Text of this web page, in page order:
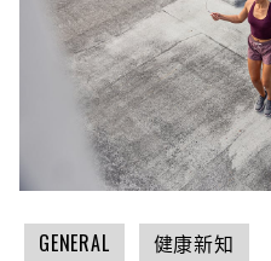
GENERAL 健康新知